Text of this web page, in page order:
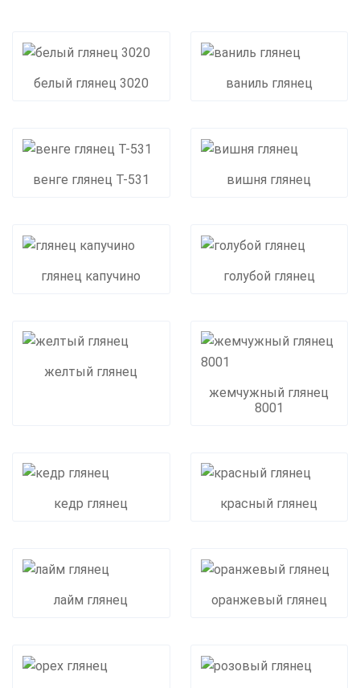
белый глянец 3020 ваниль глянец
венге глянец Т-531 вишня глянец
глянец капучино голубой глянец
желтый глянец
жемчужный глянец
8001
кедр глянец красный глянец
лайм глянец оранжевый глянец